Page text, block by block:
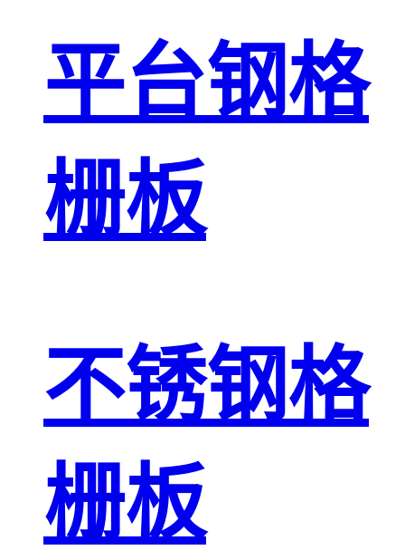
平台钢格
栅板
不锈钢格
栅板